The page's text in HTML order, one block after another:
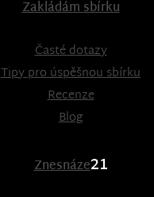
Zakládám sbírku
Časté dotazy
Tipy pro úspěšnou sbírku
Recenze
Blog
Znesnáze21